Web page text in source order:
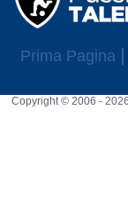
Prima Pagina
Copyright © 2006 -